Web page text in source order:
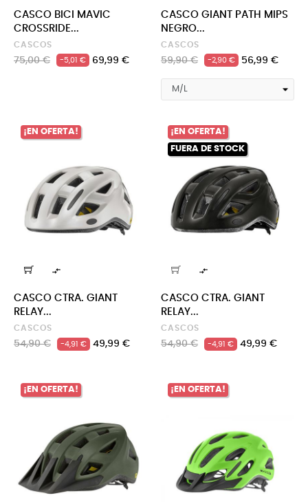
CASCO BICI MAVIC
CROSSRIDE...
CASCOS
Precio
75,00 € -5,01 € Precio
69,99 €
CASCO GIANT PATH MIPS
NEGRO...
CASCOS
Precio
59,90 € -2,90 € Precio
56,99 €
¡EN OFERTA!

CASCO CTRA. GIANT
RELAY...
CASCOS
Precio
54,90 € -4,91 € Precio
49,99 €
¡EN OFERTA!
FUERA DE STOCK

CASCO CTRA. GIANT
RELAY...
CASCOS
Precio
54,90 € -4,91 € Precio
49,99 €
¡EN OFERTA! ¡EN OFERTA!